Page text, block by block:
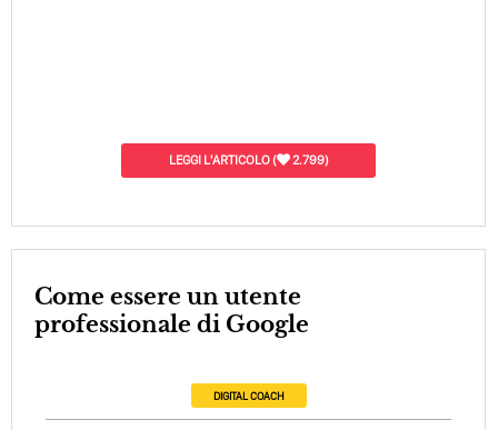
LEGGI L'ARTICOLO( 2.799)
Come essere un utente
professionale di Google
DIGITAL COACH